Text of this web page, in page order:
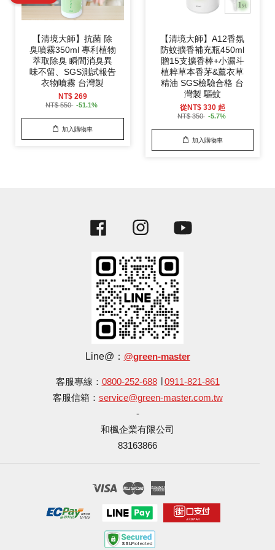
【清境大師】抗菌 除
臭噴霧350ml 專利植物
萃取除臭 瞬間消臭異
味不留、SGS測試報告
衣物噴霧 台灣製
NT$ 269
NT$ 550 -51.1%
加入購物車
【清境大師】A12香氛
防蚊擴香補充瓶450ml
贈15支擴香棒+小漏斗
植粹草本香茅&薰衣草
精油 SGS檢驗合格 台
灣製 驅蚊
從NT$ 330 起
NT$ 350 -5.7%
加入購物車
Facebook Instagram
Line@： @green-master
客服專線： 0800-252-688∣ 0911-821-861
客服信箱： service@green-master.com.tw
-
和楓企業有限公司
83163866
Visa Master